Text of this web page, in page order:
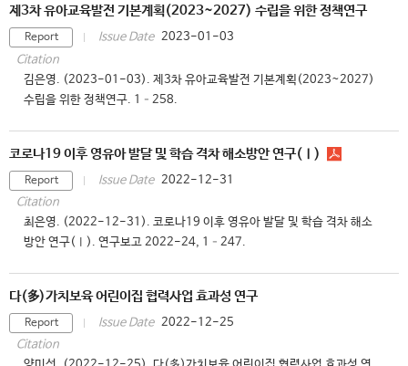
제3차 유아교육발전 기본계획(2023~2027) 수립을 위한 정책연구
Report Issue Date 2023-01-03
Citation
김은영. (2023-01-03). 제3차 유아교육발전 기본계획(2023~2027)
수립을 위한 정책연구. 1–258.
코로나19 이후 영유아 발달 및 학습 격차 해소방안 연구(Ⅰ)
Report Issue Date 2022-12-31
Citation
최은영. (2022-12-31). 코로나19 이후 영유아 발달 및 학습 격차 해소
방안 연구(Ⅰ). 연구보고 2022-24, 1–247.
다(多)가치보육 어린이집 협력사업 효과성 연구
Report Issue Date 2022-12-25
Citation